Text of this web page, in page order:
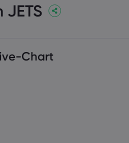
Globales Angebot
Unsere Gruppe
JETS
Chart